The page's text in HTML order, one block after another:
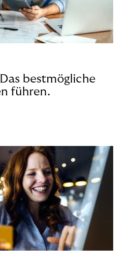
bestmögliche
führen.